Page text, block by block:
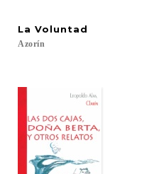
La Voluntad
Azorín